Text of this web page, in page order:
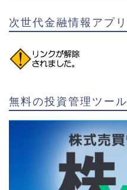
次世代金融情報アプリ
無料の投資管理ツール